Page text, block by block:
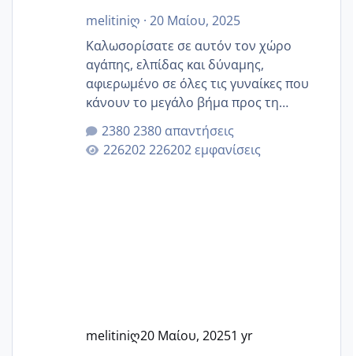
melitiniღ · 20 Μαίου, 2025
Καλωσορίσατε σε αυτόν τον χώρο
αγάπης, ελπίδας και δύναμης,
αφιερωμένο σε όλες τις γυναίκες που
κάνουν το μεγάλο βήμα προς τη
μητρότητα μέσω εξωσωματικής το 2025.
Εδώ θα μοιραστούμε αγωνίες, χαρές,
εμπειρίες και κάθε μικρή ή μεγάλη
2380 απαντήσεις
226202 εμφανίσεις
melitiniღ20 Μαίου, 20251 yr